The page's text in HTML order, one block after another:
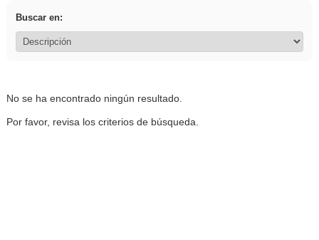
Buscar en:
No se ha encontrado ningún resultado.
Por favor, revisa los criterios de búsqueda.